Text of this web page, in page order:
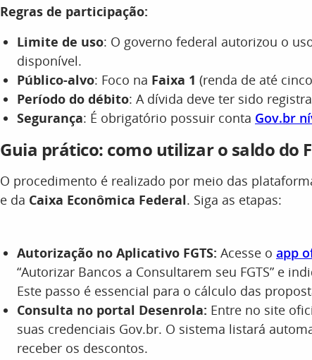
Regras de participação:
Limite de uso: O governo federal autorizou o
disponível.
Público-alvo: Foco na Faixa 1 (renda de até
Período do débito: A dívida deve ter sido
Segurança: É obrigatório possuir conta Gov.br
Guia prático: como utilizar o saldo do
O procedimento é realizado por meio das
e da Caixa Econômica Federal. Siga as etapas:
Autorização no Aplicativo FGTS: Acesse o app
“Autorizar Bancos a Consultarem seu FGTS” e
Este passo é essencial para o cálculo das
Consulta no portal Desenrola: Entre no site
suas credenciais Gov.br. O sistema listará
receber os descontos.